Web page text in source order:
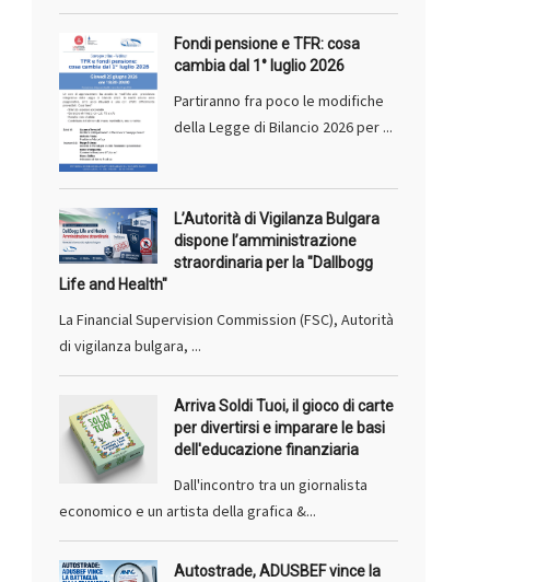
Fondi pensione e TFR: cosa
cambia dal 1° luglio 2026
Partiranno fra poco le modifiche
della Legge di Bilancio 2026 per ...
L’Autorità di Vigilanza Bulgara
dispone l’amministrazione
straordinaria per la "Dallbogg
Life and Health"
La Financial Supervision Commission (FSC), Autorità
di vigilanza bulgara, ...
Arriva Soldi Tuoi, il gioco di carte
per divertirsi e imparare le basi
dell'educazione finanziaria
Dall'incontro tra un giornalista
economico e un artista della grafica &...
Autostrade, ADUSBEF vince la